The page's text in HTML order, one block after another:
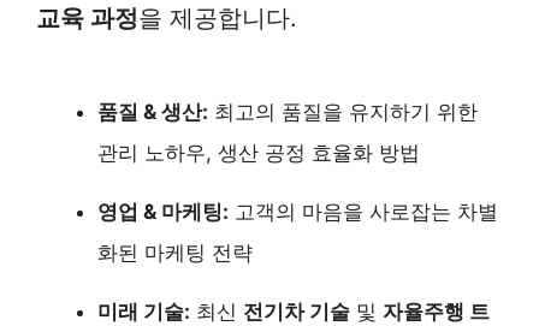
교육 과정을 제공합니다.
품질 & 생산: 최고의 품질을 유지하기 위한
관리 노하우, 생산 공정 효율화 방법
영업 & 마케팅: 고객의 마음을 사로잡는 차별
화된 마케팅 전략
미래 기술: 최신 전기차 기술 및 자율주행 트